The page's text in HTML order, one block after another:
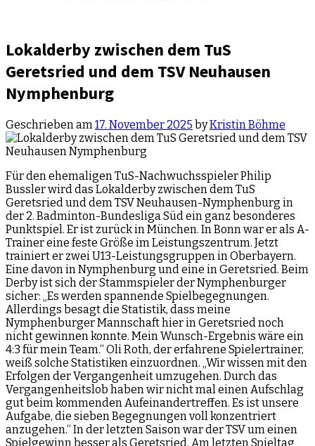
Lokalderby zwischen dem TuS
Geretsried und dem TSV Neuhausen
Nymphenburg
Geschrieben am 17. November 2025 byKristin Böhme
Für den ehemaligen TuS-Nachwuchsspieler Philip
Bussler wird das Lokalderby zwischen dem TuS
Geretsried und dem TSV Neuhausen-Nymphenburg in
der 2. Badminton-Bundesliga Süd ein ganz besonderes
Punktspiel. Er ist zurück in München. In Bonn war er als A-
Trainer eine feste Größe im Leistungszentrum. Jetzt
trainiert er zwei U13-Leistungsgruppen in Oberbayern.
Eine davon in Nymphenburg und eine in Geretsried. Beim
Derby ist sich der Stammspieler der Nymphenburger
sicher: „Es werden spannende Spielbegegnungen.
Allerdings besagt die Statistik, dass meine
Nymphenburger Mannschaft hier in Geretsried noch
nicht gewinnen konnte. Mein Wunsch-Ergebnis wäre ein
4:3 für mein Team.“ Oli Roth, der erfahrene Spielertrainer,
weiß solche Statistiken einzuordnen. „Wir wissen mit den
Erfolgen der Vergangenheit umzugehen. Durch das
Vergangenheitslob haben wir nicht mal einen Aufschlag
gut beim kommenden Aufeinandertreffen. Es ist unsere
Aufgabe, die sieben Begegnungen voll konzentriert
anzugehen.“ In der letzten Saison war der TSV um einen
Spielgewinn besser als Geretsried. Am letzten Spieltag